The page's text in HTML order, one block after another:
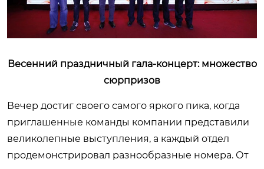
Весенний праздничный гала-концерт: множество
сюрпризов
Вечер достиг своего самого яркого пика, когда
приглашенные команды компании представили
великолепные выступления, а каждый отдел
продемонстрировал разнообразные номера. От